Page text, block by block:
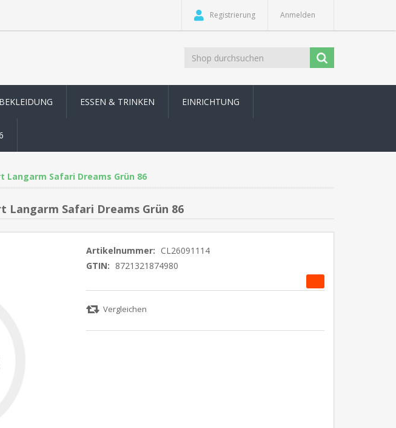
Registrierung Anmelden
BEKLEIDUNG ESSEN & TRINKEN EINRICHTUNG
Langarm Safari Dreams Grün 86
Langarm Safari Dreams Grün 86
Artikelnummer: CL26091114
GTIN: 8721321874980